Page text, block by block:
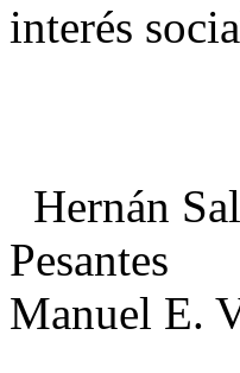
interés
Hernán
Manuel E.